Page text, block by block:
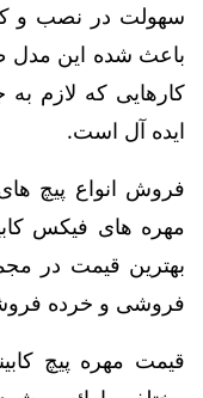
سهولت در نصب و
باعث شده این مدل
کارهایی که لازم
ایده آل است.
فروش انواع پیچ
مهره های فیکس
بهترین قیمت در
فروشی و خرده
قیمت مهره پیچ